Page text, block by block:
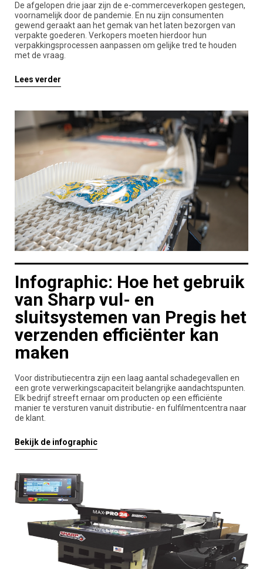
De afgelopen drie jaar zijn de e-commerceverkopen gestegen,
voornamelijk door de pandemie. En nu zijn consumenten
gewend geraakt aan het gemak van het laten bezorgen van
verpakte goederen. Verkopers moeten hierdoor hun
verpakkingsprocessen aanpassen om gelijke tred te houden
met de vraag.
Lees verder
Infographic: Hoe het gebruik
van Sharp vul- en
sluitsystemen van Pregis het
verzenden efficiënter kan
maken
Voor distributiecentra zijn een laag aantal schadegevallen en
een grote verwerkingscapaciteit belangrijke aandachtspunten.
Elk bedrijf streeft ernaar om producten op een efficiënte
manier te versturen vanuit distributie- en fulfilmentcentra naar
de klant.
Bekijk de infographic